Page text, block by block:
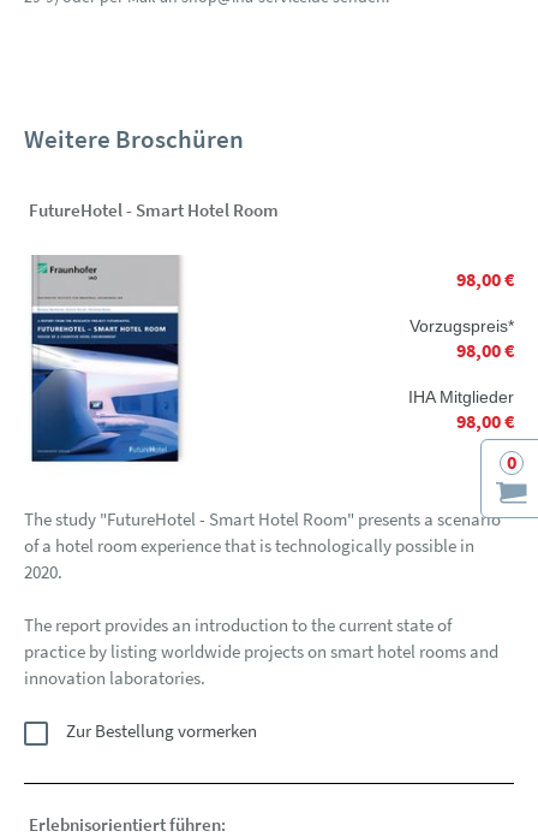
0
Weitere Broschüren
FutureHotel - Smart Hotel Room
98,00 €
Vorzugspreis*
98,00 €
IHA Mitglieder
98,00 €
The study "FutureHotel - Smart Hotel Room" presents a scenario
of a hotel room experience that is technologically possible in
2020.
The report provides an introduction to the current state of
practice by listing worldwide projects on smart hotel rooms and
innovation laboratories.
Zur Bestellung vormerken
Erlebnisorientiert führen: